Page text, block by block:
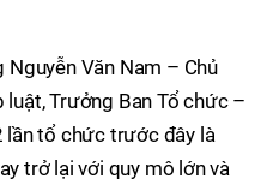
Nguyễn Văn Nam – Chủ
luật, Trưởng Ban Tổ chức –
lần tổ chức trước đây là
trở lại với quy mô lớn và